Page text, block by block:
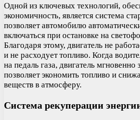
Одной из ключевых технологий,
экономичность, является система
позволяет автомобилю
включаться при остановке на
Благодаря этому, двигатель не
и не расходует топливо. Когда
на педаль газа, двигатель мгновенно
позволяет экономить топливо и
веществ в атмосферу.
Система рекуперации